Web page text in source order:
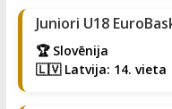
Juniori U18
🏆 Slovēnija
🇱🇻 Latvija: 14. vieta